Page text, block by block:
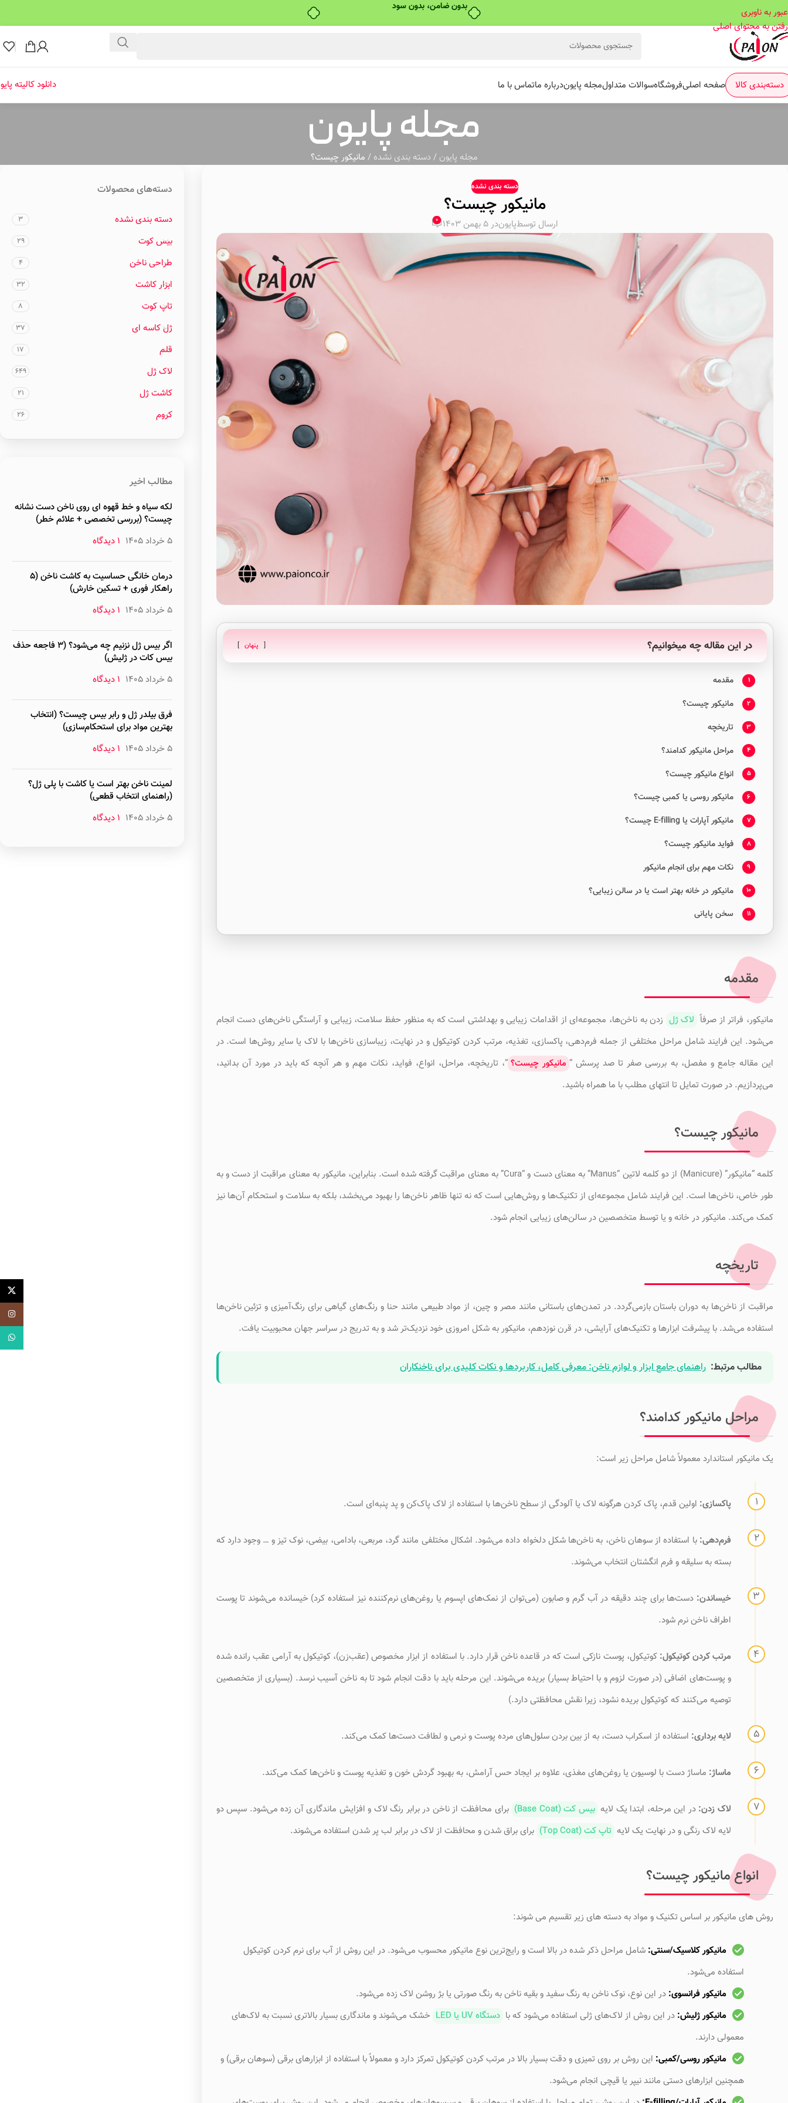
بدون ضامن، بدون سود
عبور به ناوبری
رفتن به محتوای اصلی
دسته‌بندی کالا صفحه اصلیفروشگاهسوالات متداولمجله پایوندرباره ماتماس با ما دانلود کالیته
مجله پایون
مجله پایون / دسته بندی نشده / مانیکور چیست؟
دسته بندی نشده
مانیکور چیست؟
ارسال توسطپایوندر 5 بهمن 1403 0
در این مقاله چه میخوانیم؟ پنهان
1 مقدمه
2 مانیکور چیست؟
3 تاریخچه
4 مراحل مانیکور کدامند؟
5 انواع مانیکور چیست؟
6 مانیکور روسی یا کمبی چیست؟
7 مانیکور آپارات یا E-filling چیست؟
8 فواید مانیکور چیست؟
9 نکات مهم برای انجام مانیکور
10 مانیکور در خانه بهتر است یا در سالن زیبایی؟
11 سخن پایانی
مقدمه
مانیکور، فراتر از صرفاً لاک ژل زدن به ناخن‌ها، مجموعه‌ای از اقدامات زیبایی و بهداشتی است که به منظور حفظ سلامت، زیبایی و آراستگی ناخن‌های دست انجام
می‌شود. این فرایند شامل مراحل مختلفی از جمله فرم‌دهی، پاکسازی، تغذیه، مرتب کردن کوتیکول و در نهایت، زیباسازی ناخن‌ها با لاک یا سایر روش‌ها است. در
این مقاله جامع و مفصل، به بررسی صفر تا صد پرسش “ مانیکور چیست؟ “، تاریخچه، مراحل، انواع، فواید، نکات مهم و هر آنچه که باید در مورد آن بدانید،
می‌پردازیم. در صورت تمایل تا انتهای مطلب با ما همراه باشید.
مانیکور چیست؟
کلمه “مانیکور” (Manicure) از دو کلمه لاتین “Manus” به معنای دست و “Cura” به معنای مراقبت گرفته شده است. بنابراین، مانیکور به معنای مراقبت از دست و به
طور خاص، ناخن‌ها است. این فرایند شامل مجموعه‌ای از تکنیک‌ها و روش‌هایی است که نه تنها ظاهر ناخن‌ها را بهبود می‌بخشد، بلکه به سلامت و استحکام آن‌ها نیز
کمک می‌کند. مانیکور در خانه و یا توسط متخصصین در سالن‌های زیبایی انجام شود.
تاریخچه
مراقبت از ناخن‌ها به دوران باستان بازمی‌گردد. در تمدن‌های باستانی مانند مصر و چین، از مواد طبیعی مانند حنا و رنگ‌های گیاهی برای رنگ‌آمیزی و تزئین ناخن‌ها
استفاده می‌شد. با پیشرفت ابزارها و تکنیک‌های آرایشی، در قرن نوزدهم، مانیکور به شکل امروزی خود نزدیک‌تر شد و به تدریج در سراسر جهان محبوبیت یافت.
مطالب مرتبط: راهنمای جامع ابزار و لوازم ناخن: معرفی کامل، کاربردها و نکات کلیدی برای ناخنکاران
مراحل مانیکور کدامند؟
یک مانیکور استاندارد معمولاً شامل مراحل زیر است:
پاکسازی: اولین قدم، پاک کردن هرگونه لاک یا آلودگی از سطح ناخن‌ها با استفاده از لاک پاک‌کن و پد پنبه‌ای است.
فرم‌دهی: با استفاده از سوهان ناخن، به ناخن‌ها شکل دلخواه داده می‌شود. اشکال مختلفی مانند گرد، مربعی، بادامی، بیضی، نوک تیز و … وجود دارد که
بسته به سلیقه و فرم انگشتان انتخاب می‌شوند.
خیساندن: دست‌ها برای چند دقیقه در آب گرم و صابون (می‌توان از نمک‌های اپسوم یا روغن‌های نرم‌کننده نیز استفاده کرد) خیسانده می‌شوند تا پوست
اطراف ناخن نرم شود.
مرتب کردن کوتیکول: کوتیکول، پوست نازکی است که در قاعده ناخن قرار دارد. با استفاده از ابزار مخصوص (عقب‌زن)، کوتیکول به آرامی عقب رانده شده
و پوست‌های اضافی (در صورت لزوم و با احتیاط بسیار) بریده می‌شوند. این مرحله باید با دقت انجام شود تا به ناخن آسیب نرسد. (بسیاری از متخصصین
توصیه می‌کنند که کوتیکول بریده نشود، زیرا نقش محافظتی دارد.)
لایه برداری: استفاده از اسکراب دست، به از بین بردن سلول‌های مرده پوست و نرمی و لطافت دست‌ها کمک می‌کند.
ماساژ: ماساژ دست با لوسیون یا روغن‌های مغذی، علاوه بر ایجاد حس آرامش، به بهبود گردش خون و تغذیه پوست و ناخن‌ها کمک می‌کند.
لاک زدن: در این مرحله، ابتدا یک لایه بیس کت (Base Coat)
برای محافظت از ناخن در برابر رنگ لاک و افزایش ماندگاری آن زده می‌شود. سپس دو
لایه لاک رنگی و در نهایت یک لایه تاپ کت (Top Coat) برای براق شدن و محافظت از لاک در برابر لب پر شدن استفاده می‌شوند.
انواع مانیکور چیست؟
روش های مانیکور بر اساس تکنیک و مواد به دسته های زیر تقسیم می شوند:
مانیکور کلاسیک/سنتی: شامل مراحل ذکر شده در بالا است و رایج‌ترین نوع مانیکور محسوب می‌شود. در این روش از آب برای نرم کردن کوتیکول
استفاده می‌شود.
مانیکور فرانسوی: در این نوع، نوک ناخن به رنگ سفید و بقیه ناخن به رنگ صورتی یا بژ روشن لاک زده می‌شود.
مانیکور ژلیش: در این روش از لاک‌های ژلی استفاده می‌شود که با دستگاه UV یا LED
خشک می‌شوند و ماندگاری بسیار بالاتری نسبت به لاک‌های
معمولی دارند.
مانیکور روسی/کمبی: این روش بر روی تمیزی و دقت بسیار بالا در مرتب کردن کوتیکول تمرکز دارد و معمولاً با استفاده از ابزارهای برقی (سوهان برقی) و
همچنین ابزارهای دستی مانند نیپر یا قیچی انجام می‌شود.
دسته‌های محصولات
دسته بندی نشده 3
بیس کوت 29
طراحی ناخن 4
ابزار کاشت 32
تاپ کوت 8
ژل کاسه ای 37
قلم 17
لاک ژل 649
کاشت ژل 21
کروم 26
مطالب اخیر
لکه سیاه و خط قهوه ای روی ناخن دست نشانه
چیست؟ (بررسی تخصصی + علائم خطر)
5 خرداد 1405
۱ دیدگاه
درمان خانگی حساسیت به کاشت ناخن (۵
راهکار فوری + تسکین خارش)
5 خرداد 1405
۱ دیدگاه
اگر بیس ژل نزنیم چه می‌شود؟ (۳ فاجعه حذف
بیس کات در ژلیش)
5 خرداد 1405
۱ دیدگاه
فرق بیلدر ژل و رابر بیس چیست؟ (انتخاب
بهترین مواد برای استحکام‌سازی)
5 خرداد 1405
۱ دیدگاه
لمینت ناخن بهتر است یا کاشت با پلی ژل؟
(راهنمای انتخاب قطعی)
5 خرداد 1405
۱ دیدگاه
واتساپ